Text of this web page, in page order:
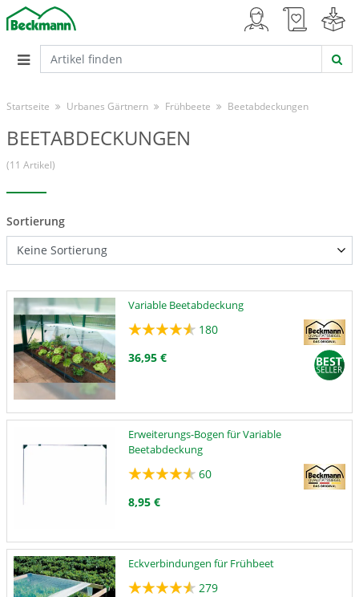
Startseite Urbanes Gärtnern Frühbeete Beetabdeckungen
BEETABDECKUNGEN
(11 Artikel)
Sortierung
Variable Beetabdeckung
180
36,95 €
Erweiterungs-Bogen für Variable
Beetabdeckung
60
8,95 €
Eckverbindungen für Frühbeet
279